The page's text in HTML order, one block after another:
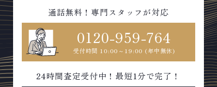
通話無料！専門スタッフが対応
0120-959-764
受付時間 10:00～19:00 (年中無休)
24時間査定受付中！最短1分で完了！